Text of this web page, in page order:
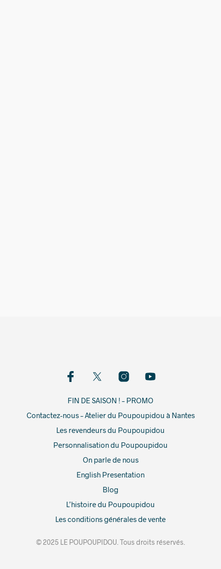
FIN DE SAISON ! – PROMO
Contactez-nous – Atelier du Poupoupidou à Nantes
Les revendeurs du Poupoupidou
Personnalisation du Poupoupidou
On parle de nous
English Presentation
Blog
L’histoire du Poupoupidou
Les conditions générales de vente
© 2025 LE POUPOUPIDOU. Tous droits réservés.